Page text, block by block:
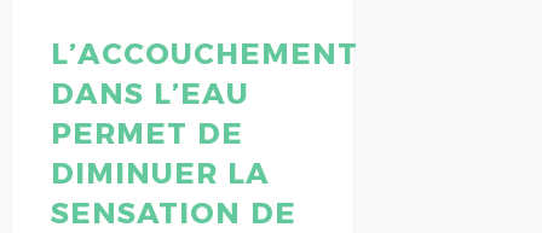
L’ACCOUCHEMENT
DANS L’EAU
PERMET DE
DIMINUER LA
SENSATION DE